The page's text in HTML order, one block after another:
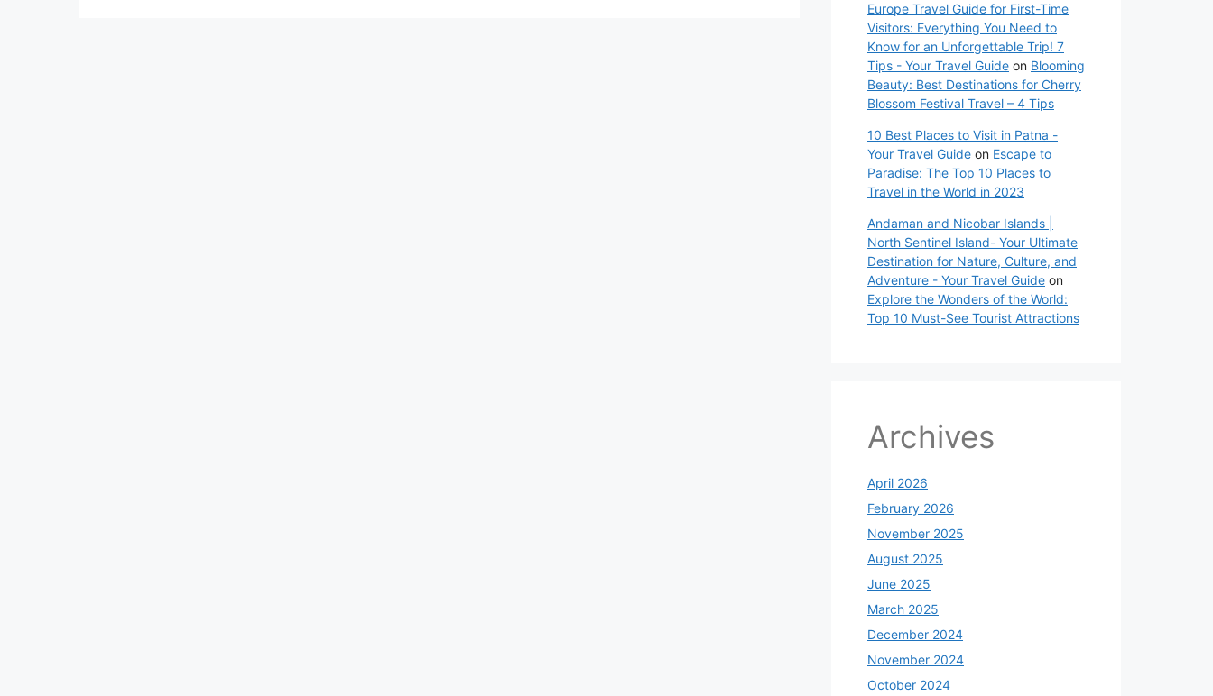
Europe Travel Guide for First-Time
Visitors: Everything You Need to
Know for an Unforgettable Trip! 7
Tips - Your Travel Guide on Blooming
Beauty: Best Destinations for Cherry
Blossom Festival Travel – 4 Tips
10 Best Places to Visit in Patna -
Your Travel Guide on Escape to
Paradise: The Top 10 Places to
Travel in the World in 2023
Andaman and Nicobar Islands |
North Sentinel Island- Your Ultimate
Destination for Nature, Culture, and
Adventure - Your Travel Guide on
Explore the Wonders of the World:
Top 10 Must-See Tourist Attractions
Archives
April 2026
February 2026
November 2025
August 2025
June 2025
March 2025
December 2024
November 2024
October 2024